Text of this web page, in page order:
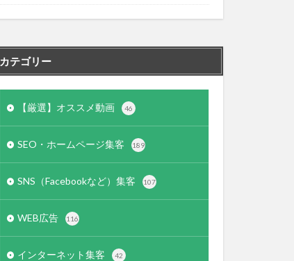
カテゴリー
【厳選】オススメ動画 46
SEO・ホームページ集客 189
SNS（Facebookなど）集客 107
WEB広告 116
インターネット集客 42